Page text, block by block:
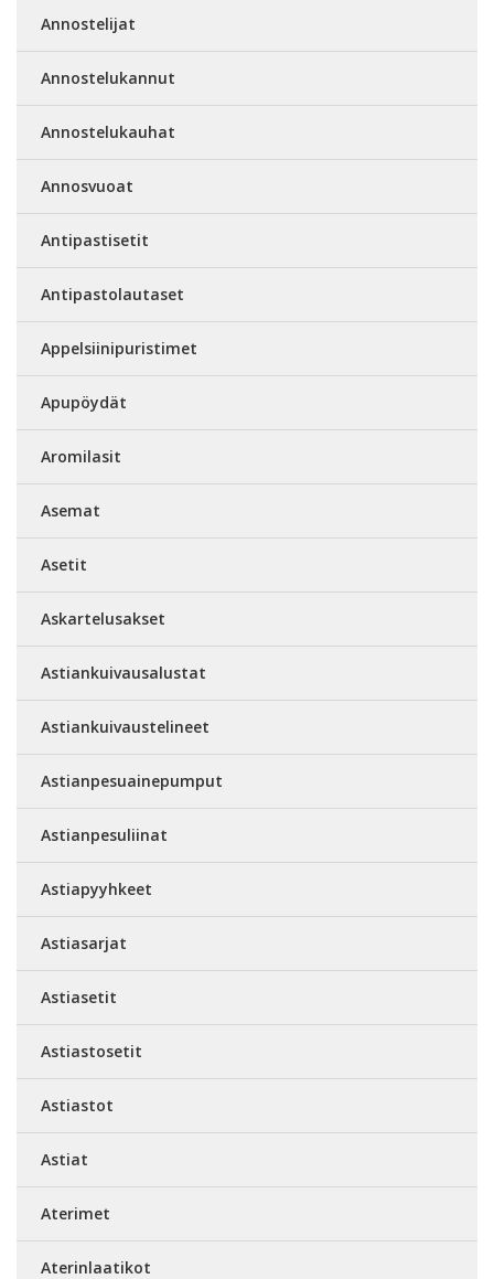
Annostelijat
Annostelukannut
Annostelukauhat
Annosvuoat
Antipastisetit
Antipastolautaset
Appelsiinipuristimet
Apupöydät
Aromilasit
Asemat
Asetit
Askartelusakset
Astiankuivausalustat
Astiankuivaustelineet
Astianpesuainepumput
Astianpesuliinat
Astiapyyhkeet
Astiasarjat
Astiasetit
Astiastosetit
Astiastot
Astiat
Aterimet
Aterinlaatikot